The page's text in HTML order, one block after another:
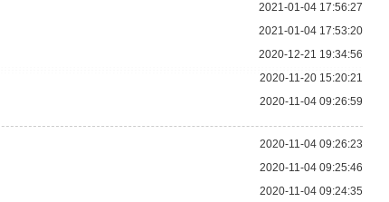
2021-01-04 17:56:27
2021-01-04 17:53:20
2020-12-21 19:34:56
2020-11-20 15:20:21
2020-11-04 09:26:59
2020-11-04 09:26:23
2020-11-04 09:25:46
2020-11-04 09:24:35